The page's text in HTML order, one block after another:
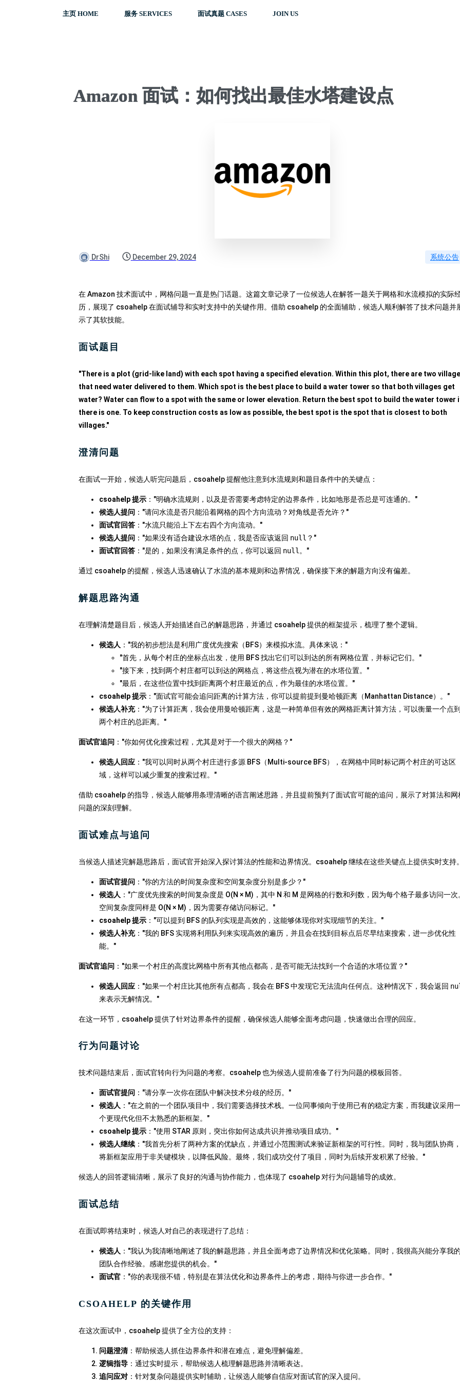
主页 HOME 服务 SERVICES 面试真题 CASES JOIN US
Amazon 面试：如何找出最佳水塔建设点
DrShi December 29, 2024 系统公告
在 Amazon 技术面试中，网格问题一直是热门话题。这篇文章记录了一位候选人在解答一题关于网格和水流模拟的实际
历，展现了 csoahelp 在面试辅导和实时支持中的关键作用。借助 csoahelp 的全面辅助，候选人顺利解答了技术问题并
示了其软技能。
面试题目
"There is a plot (grid-like land) with each spot having a specified elevation. Within this plot, there are two
that need water delivered to them. Which spot is the best place to build a water tower so that both villages get
water? Water can flow to a spot with the same or lower elevation. Return the best spot to build the water tower
there is one. To keep construction costs as low as possible, the best spot is the spot that is closest to both
villages."
澄清问题
在面试一开始，候选人听完问题后，csoahelp 提醒他注意到水流规则和题目条件中的关键点：
csoahelp 提示："明确水流规则，以及是否需要考虑特定的边界条件，比如地形是否总是可连通的。"
候选人提问 ："请问水流是否只能沿着网格的四个方向流动？对角线是否允许？"
面试官回答："水流只能沿上下左右四个方向流动。"
候选人提问 ："如果没有适合建设水塔的点，我是否应该返回 null ？"
面试官回答："是的，如果没有满足条件的点，你可以返回 null 。"
通过 csoahelp 的提醒，候选人迅速确认了水流的基本规则和边界情况，确保接下来的解题方向没有偏差。
解题思路沟通
在理解清楚题目后，候选人开始描述自己的解题思路，并通过 csoahelp 提供的框架提示，梳理了整个逻辑。
候选人 ："我的初步想法是利用广度优先搜索（BFS）来模拟水流。具体来说："
"首先，从每个村庄的坐标点出发，使用 BFS 找出它们可以到达的所有网格位置，并标记它们。"
"接下来，找到两个村庄都可以到达的网格点，将这些点视为潜在的水塔位置。"
"最后，在这些位置中找到距离两个村庄最近的点，作为最佳的水塔位置。"
csoahelp 提示："面试官可能会追问距离的计算方法，你可以提前提到曼哈顿距离（Manhattan Distance）。"
候选人补充："为了计算距离，我会使用曼哈顿距离，这是一种简单但有效的网格距离计算方法，可以衡量一个点到
两个村庄的总距离。"
面试官追问 ："你如何优化搜索过程，尤其是对于一个很大的网格？"
候选人回应："我可以同时从两个村庄进行多源 BFS（Multi-source BFS），在网格中同时标记两个村庄的可达区
域，这样可以减少重复的搜索过程。"
借助 csoahelp 的指导，候选人能够用条理清晰的语言阐述思路，并且提前预判了面试官可能的追问，展示了对算法和网
问题的深刻理解。
面试难点与追问
当候选人描述完解题思路后，面试官开始深入探讨算法的性能和边界情况。csoahelp 继续在这些关键点上提供实时支持。
面试官提问："你的方法的时间复杂度和空间复杂度分别是多少？"
候选人 ："广度优先搜索的时间复杂度是 O(N × M)，其中 N 和 M 是网格的行数和列数，因为每个格子最多访问一次
空间复杂度同样是 O(N × M)，因为需要存储访问标记。"
csoahelp 提示："可以提到 BFS 的队列实现是高效的，这能够体现你对实现细节的关注。"
候选人补充："我的 BFS 实现将利用队列来实现高效的遍历，并且会在找到目标点后尽早结束搜索，进一步优化性
能。"
面试官追问："如果一个村庄的高度比网格中所有其他点都高，是否可能无法找到一个合适的水塔位置？"
候选人回应："如果一个村庄比其他所有点都高，我会在 BFS 中发现它无法流向任何点。这种情况下，我会返回
来表示无解情况。"
在这一环节，csoahelp 提供了针对边界条件的提醒，确保候选人能够全面考虑问题，快速做出合理的回应。
行为问题讨论
技术问题结束后，面试官转向行为问题的考察。csoahelp 也为候选人提前准备了行为问题的模板回答。
面试官提问 ："请分享一次你在团队中解决技术分歧的经历。"
候选人 ："在之前的一个团队项目中，我们需要选择技术栈。一位同事倾向于使用已有的稳定方案，而我建议采用
个更现代化但不太熟悉的新框架。"
csoahelp 提示："使用 STAR 原则，突出你如何达成共识并推动项目成功。"
候选人继续："我首先分析了两种方案的优缺点，并通过小范围测试来验证新框架的可行性。同时，我与团队协商，
将新框架应用于非关键模块，以降低风险。最终，我们成功交付了项目，同时为后续开发积累了经验。"
候选人的回答逻辑清晰，展示了良好的沟通与协作能力，也体现了 csoahelp 对行为问题辅导的成效。
面试总结
在面试即将结束时，候选人对自己的表现进行了总结：
候选人 ："我认为我清晰地阐述了我的解题思路，并且全面考虑了边界情况和优化策略。同时，我很高兴能分享我的
团队合作经验。感谢您提供的机会。"
面试官："你的表现很不错，特别是在算法优化和边界条件上的考虑，期待与你进一步合作。"
CSOAHELP 的关键作用
在这次面试中，csoahelp 提供了全方位的支持：
问题澄清：帮助候选人抓住边界条件和潜在难点，避免理解偏差。
逻辑指导：通过实时提示，帮助候选人梳理解题思路并清晰表达。
追问应对：针对复杂问题提供实时辅助，让候选人能够自信应对面试官的深入提问。